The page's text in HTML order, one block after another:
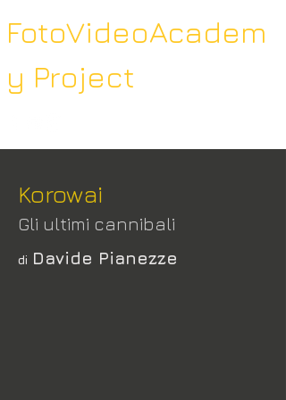
FotoVideoAcadem
y Project
Korowai
Gli ultimi cannibali
di Davide Pianezze